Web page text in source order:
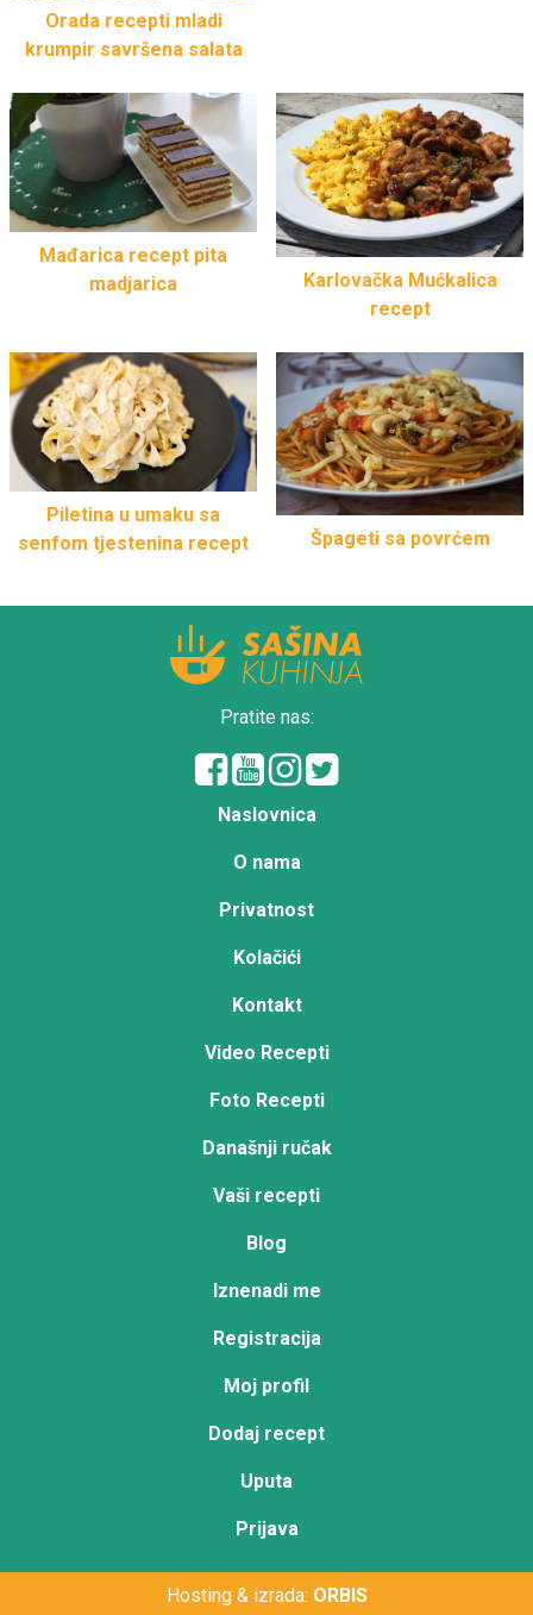
Orada recepti mladi
krumpir savršena salata
Mađarica recept pita
madjarica
Karlovačka Mućkalica
recept
Piletina u umaku sa
senfom tjestenina recept
Špageti sa povrćem
Pratite nas:
Naslovnica
O nama
Privatnost
Kolačići
Kontakt
Video Recepti
Foto Recepti
Današnji ručak
Vaši recepti
Blog
Iznenadi me
Registracija
Moj profil
Dodaj recept
Uputa
Prijava
Hosting & izrada: ORBIS